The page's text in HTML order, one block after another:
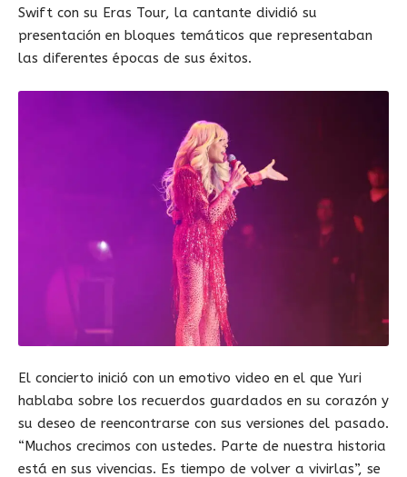
Swift con su Eras Tour, la cantante dividió su
presentación en bloques temáticos que representaban
las diferentes épocas de sus éxitos.
El concierto inició con un emotivo video en el que Yuri
hablaba sobre los recuerdos guardados en su corazón y
su deseo de reencontrarse con sus versiones del pasado.
“Muchos crecimos con ustedes. Parte de nuestra historia
está en sus vivencias. Es tiempo de volver a vivirlas”, se